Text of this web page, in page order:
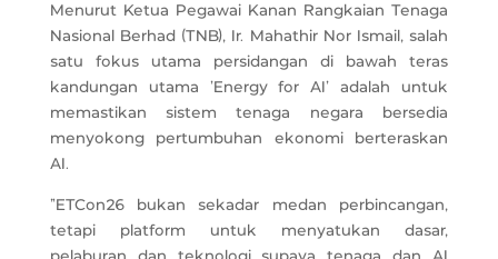
Menurut Ketua Pegawai Kanan Rangkaian Tenaga
Nasional Berhad (TNB), Ir. Mahathir Nor Ismail, salah
satu fokus utama persidangan di bawah teras
kandungan utama ‘Energy for AI’ adalah untuk
memastikan sistem tenaga negara bersedia
menyokong pertumbuhan ekonomi berteraskan
AI.
“ETCon26 bukan sekadar medan perbincangan,
tetapi platform untuk menyatukan dasar,